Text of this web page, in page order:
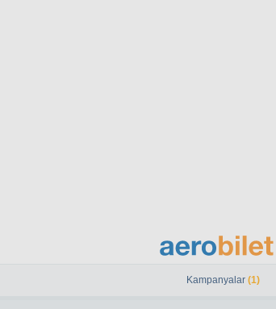
Kampanyalar (1)